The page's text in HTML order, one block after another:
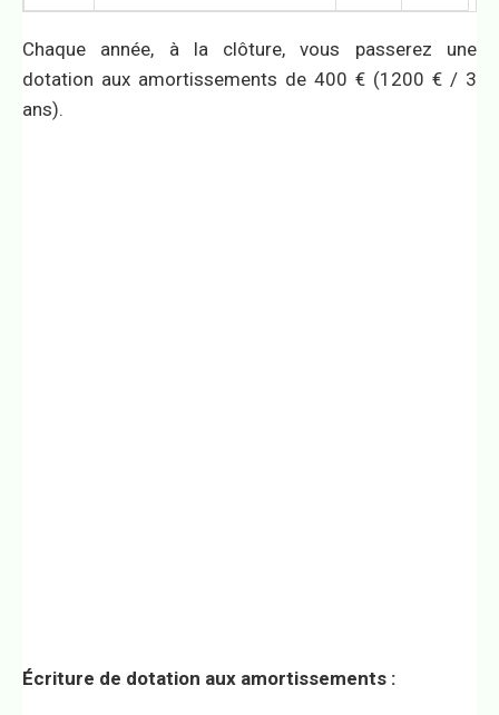
Chaque année, à la clôture, vous passerez une
dotation aux amortissements de 400 € (1200 € / 3
ans).
Écriture de dotation aux amortissements :